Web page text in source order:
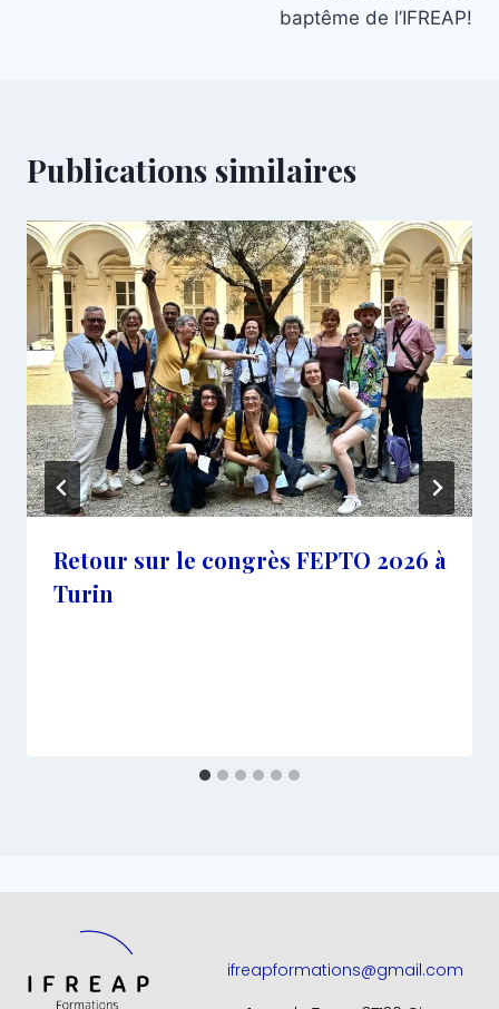
baptême de l’IFREAP!
Publications similaires
Retour sur le congrès FEPTO 2026 à
Turin
ifreapformations@gmail.com